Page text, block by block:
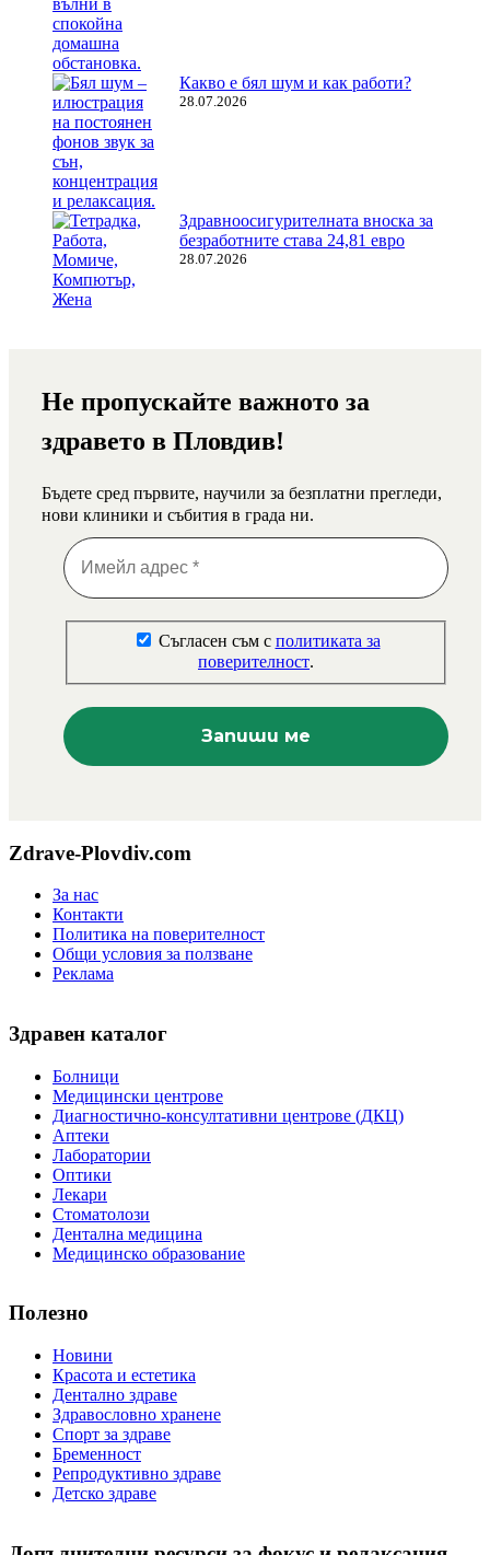
Какво е бял шум и как работи?
28.07.2026
Здравноосигурителната вноска за
безработните става 24,81 евро
28.07.2026
Не пропускайте важното за
здравето в Пловдив!
Бъдете сред първите, научили за безплатни прегледи,
нови клиники и събития в града ни.
Съгласен съм с политиката за
поверителност.
Zdrave-Plovdiv.com
За нас
Контакти
Политика на поверителност
Общи условия за ползване
Реклама
Здравен каталог
Болници
Медицински центрове
Диагностично-консултативни центрове (ДКЦ)
Аптеки
Лаборатории
Оптики
Лекари
Стоматолози
Дентална медицина
Медицинско образование
Полезно
Новини
Красота и естетика
Дентално здраве
Здравословно хранене
Спорт за здраве
Бременност
Репродуктивно здраве
Детско здраве